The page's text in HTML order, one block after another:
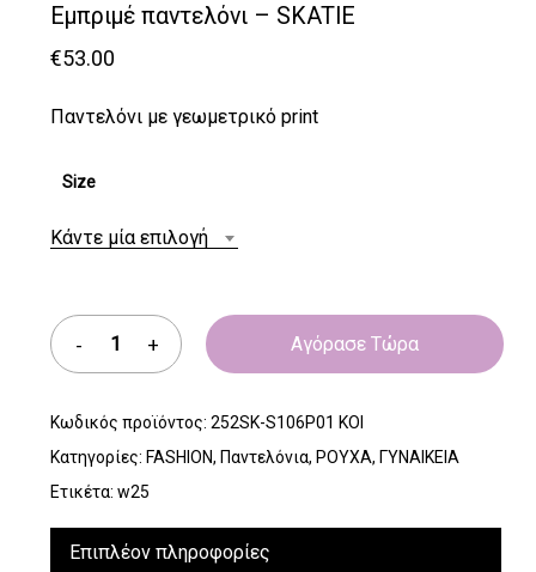
Εμπριμέ παντελόνι – SKATIE
€53.00
Παντελόνι με γεωμετρικό print
Size
Κάντε μία επιλογή
Αγόρασε Τώρα
Κωδικός προϊόντος: 252SK-S106P01 KOI
Κατηγορίες: FASHION, Παντελόνια, ΡΟΥΧΑ, ΓΥΝΑΙΚΕΙΑ
Ετικέτα: w25
Επιπλέον πληροφορίες